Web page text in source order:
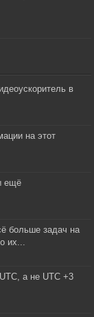
в
на этот
ещё
больше задач на
их...
а не UTC +3